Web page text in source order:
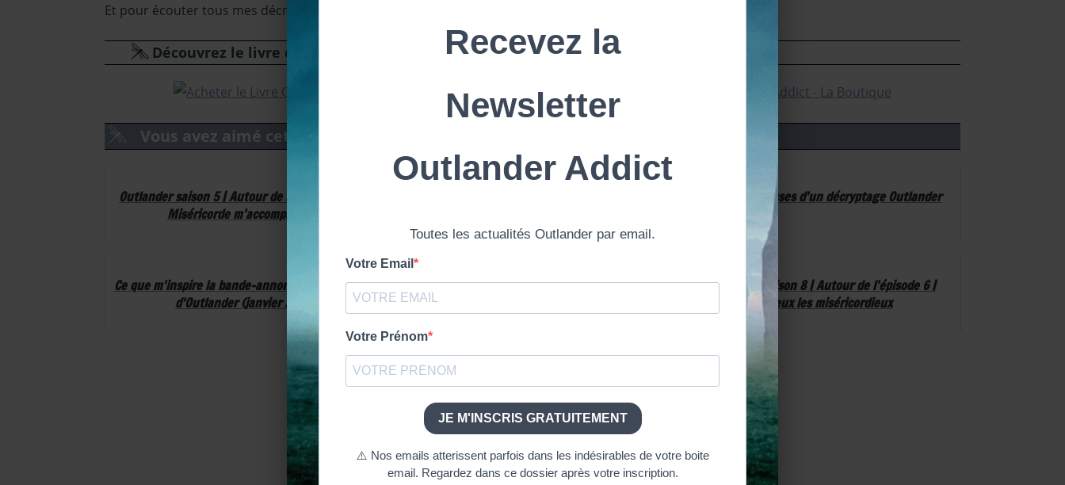
Et pour écouter tous mes décryptages en podcast,
Découvrez le livre dont est tiré cet épisode
Vous avez aimé cet article ? Vous aimerez sûrement
Outlander saison 5 | Autour de l’épisode 10 | La
Miséricorde m’accompagnera
Dans les coulisses d'un décryptage Outlander
Ce que m'inspire la bande-annonce de la saison 5
d'Outlander (janvier 2020)
Outlander saison 7 | Autour de l’épisode 16 | Cent
Outlander saison 8 | Autour de l’épisode 6 |
Heureux les miséricordieux